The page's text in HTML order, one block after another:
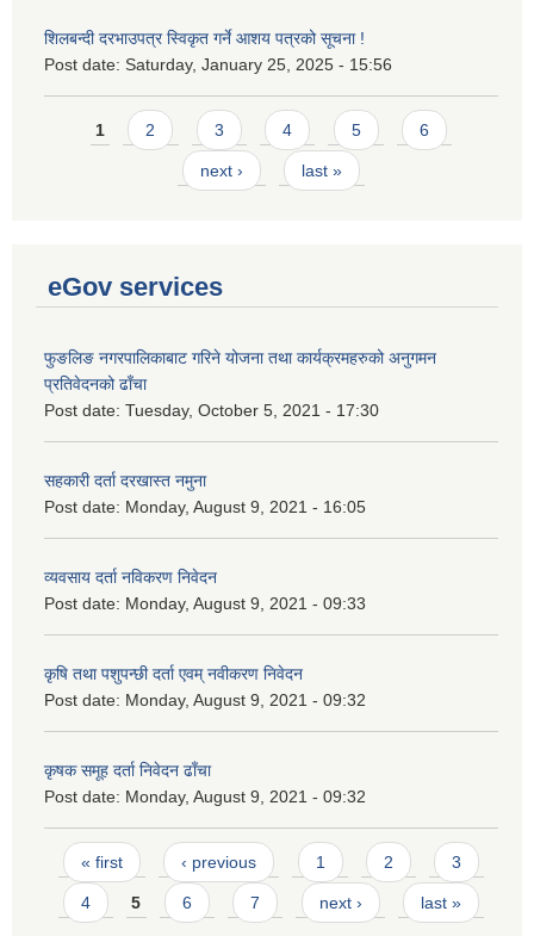
शिलबन्दी दरभाउपत्र स्विकृत गर्ने आशय पत्रको सूचना !
Post date: Saturday, January 25, 2025 - 15:56
Pages
1 2 3 4 5 6
next › last »
eGov services
फुङलिङ नगरपालिकाबाट गरिने योजना तथा कार्यक्रमहरुको अनुगमन
प्रतिवेदनको ढाँचा
Post date: Tuesday, October 5, 2021 - 17:30
सहकारी दर्ता दरखास्त नमुना
Post date: Monday, August 9, 2021 - 16:05
व्यवसाय दर्ता नविकरण निवेदन
Post date: Monday, August 9, 2021 - 09:33
कृषि तथा पशुपन्छी दर्ता एवम् नवीकरण निवेदन
Post date: Monday, August 9, 2021 - 09:32
कृषक समूह दर्ता निवेदन ढाँचा
Post date: Monday, August 9, 2021 - 09:32
Pages
« first ‹ previous 1 2 3
4 5 6 7 next › last »